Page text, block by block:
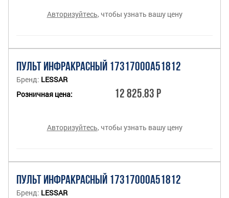
Авторизуйтесь, чтобы узнать вашу цену
ПУЛЬТ ИНФРАКРАСНЫЙ 17317000A51812
Бренд: LESSAR
Розничная цена:
12 825.83 Р
Авторизуйтесь, чтобы узнать вашу цену
ПУЛЬТ ИНФРАКРАСНЫЙ 17317000A51812
Бренд: LESSAR